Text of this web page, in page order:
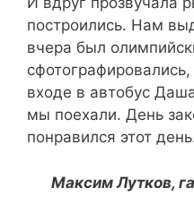
построились. Нам
вчера был
входе в автобус
мы поехали. День
понравился этот
Максим Лутков,